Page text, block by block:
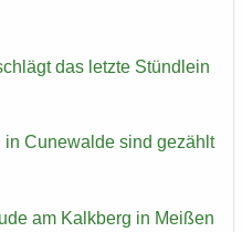
das letz­te Stünd­lein
in Cu­n­e­wal­de sind ge­zählt
am Kalk­berg in Mei­ßen